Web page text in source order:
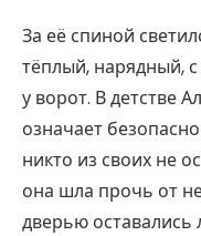
За её спиной
тёплый, нарядный,
у ворот. В детстве
означает
никто из своих не
она шла прочь от
дверью